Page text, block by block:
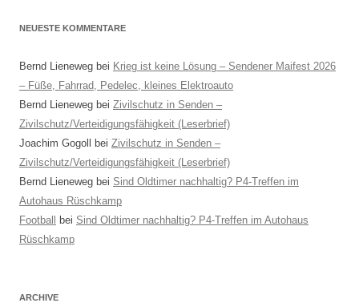
NEUESTE KOMMENTARE
Bernd Lieneweg bei Krieg ist keine Lösung – Sendener Maifest 2026
– Füße, Fahrrad, Pedelec, kleines Elektroauto
Bernd Lieneweg bei Zivilschutz in Senden –
Zivilschutz/Verteidigungsfähigkeit (Leserbrief)
Joachim Gogoll bei Zivilschutz in Senden –
Zivilschutz/Verteidigungsfähigkeit (Leserbrief)
Bernd Lieneweg bei Sind Oldtimer nachhaltig? P4-Treffen im
Autohaus Rüschkamp
Football bei Sind Oldtimer nachhaltig? P4-Treffen im Autohaus
Rüschkamp
ARCHIVE